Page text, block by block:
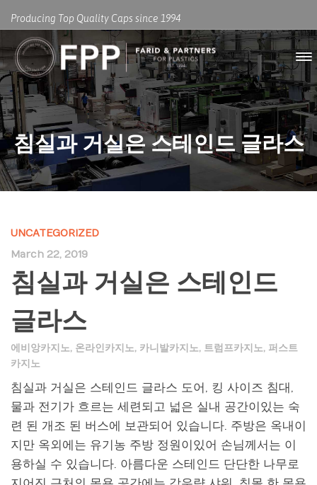
Producing Top Quality Caps since 1994
침실과 거실은 스테인드 글라스
UNCATEGORIZED
March 22, 2019
침실과 거실은 스테인드
글라스
에비앙카지노, 온라인카지노, 카니발카지노, 트럼프카지노, 퍼스트
카지노
침실과 거실은 스테인드 글라스 도어, 킹 사이즈 침대,
물과 전기가 흐르는 세련되고 넓은 실내 공간이있는 숙
련 된 개조 된 버스에 보관되어 있습니다. 주방은 옥내이
지만 옥외에는 유기농 주방 정원이있어 손님께서는 이
용하실 수 있습니다. 아름다운 스테인드 단단한 나무로